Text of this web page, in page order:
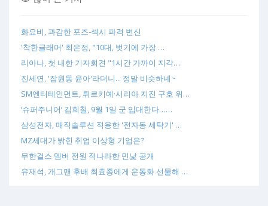
화요비, 과감한 포즈-섹시 파격 변신
'착한글래머' 최은정, "10대, 벗기에 가장 …
리아나, 첫 내한 기자회견 "1시간 가까이 지각…
진세연, '잠원동 윤아'라더니... 정말 비슷하네~
SM엔터테인먼트, 튀르키예·시리아 지진 구호 위…
‘슈퍼주니어’ 김희철, 9월 1일 군 입대한다……
삼성전자, 매직솔루션 적용한 '전자동 세탁기' …
MZ세대가 밝힌 취업 이상형 기업은?
무한걸스 멤버 전원 적나라한 민낯 공개
유재석, 개그맨 후배 최효종에게 운동화 선물해 …